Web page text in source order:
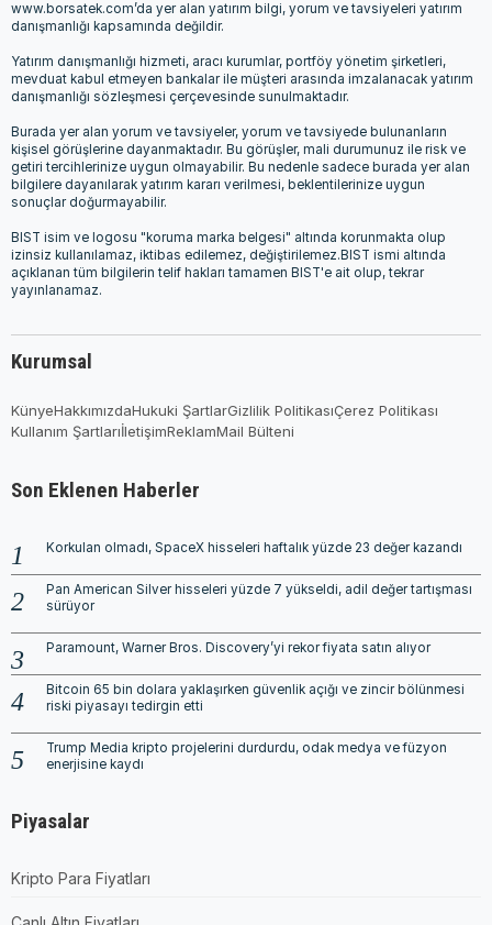
www.borsatek.com’da yer alan yatırım bilgi, yorum ve tavsiyeleri yatırım
danışmanlığı kapsamında değildir.
Yatırım danışmanlığı hizmeti, aracı kurumlar, portföy yönetim şirketleri,
mevduat kabul etmeyen bankalar ile müşteri arasında imzalanacak yatırım
danışmanlığı sözleşmesi çerçevesinde sunulmaktadır.
Burada yer alan yorum ve tavsiyeler, yorum ve tavsiyede bulunanların
kişisel görüşlerine dayanmaktadır. Bu görüşler, mali durumunuz ile risk ve
getiri tercihlerinize uygun olmayabilir. Bu nedenle sadece burada yer alan
bilgilere dayanılarak yatırım kararı verilmesi, beklentilerinize uygun
sonuçlar doğurmayabilir.
BIST isim ve logosu "koruma marka belgesi" altında korunmakta olup
izinsiz kullanılamaz, iktibas edilemez, değiştirilemez.BIST ismi altında
açıklanan tüm bilgilerin telif hakları tamamen BIST'e ait olup, tekrar
yayınlanamaz.
Kurumsal
KünyeHakkımızdaHukuki ŞartlarGizlilik PolitikasıÇerez Politikası
Kullanım ŞartlarıİletişimReklamMail Bülteni
Son Eklenen Haberler
Korkulan olmadı, SpaceX hisseleri haftalık yüzde 23 değer kazandı
Pan American Silver hisseleri yüzde 7 yükseldi, adil değer tartışması
sürüyor
Paramount, Warner Bros. Discovery’yi rekor fiyata satın alıyor
Bitcoin 65 bin dolara yaklaşırken güvenlik açığı ve zincir bölünmesi
riski piyasayı tedirgin etti
Trump Media kripto projelerini durdurdu, odak medya ve füzyon
enerjisine kaydı
Piyasalar
Kripto Para Fiyatları